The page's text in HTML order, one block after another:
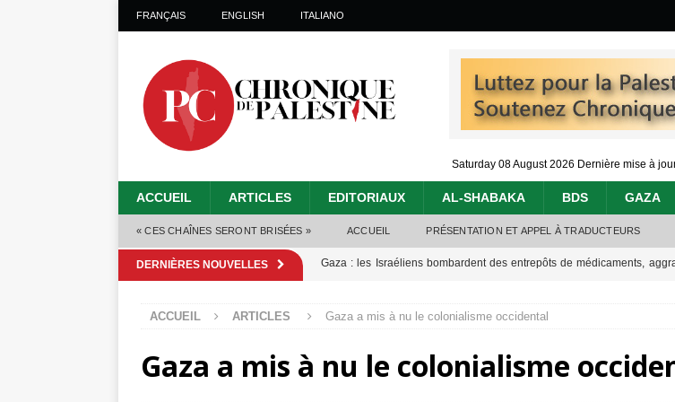
FRANÇAIS ENGLISH ITALIANO
Saturday 08 August 2026 Dernière mise à
ACCUEIL ARTICLES EDITORIAUX AL-SHABAKA BDS GAZA
« CES CHAÎNES SERONT BRISÉES » ACCUEIL PRÉSENTATION ET APPEL À TRADUCTEURS
DERNIÈRES NOUVELLES Gaza : les Israéliens bombardent des entrepôts de médicaments,
Capituler ou mourir : le « processus de paix » à Gaza et la propagande
6 août 2026 ]
ACCUEIL ARTICLES Gaza a mis à nu le colonialisme occidental
Gaza a mis à nu le colonialisme